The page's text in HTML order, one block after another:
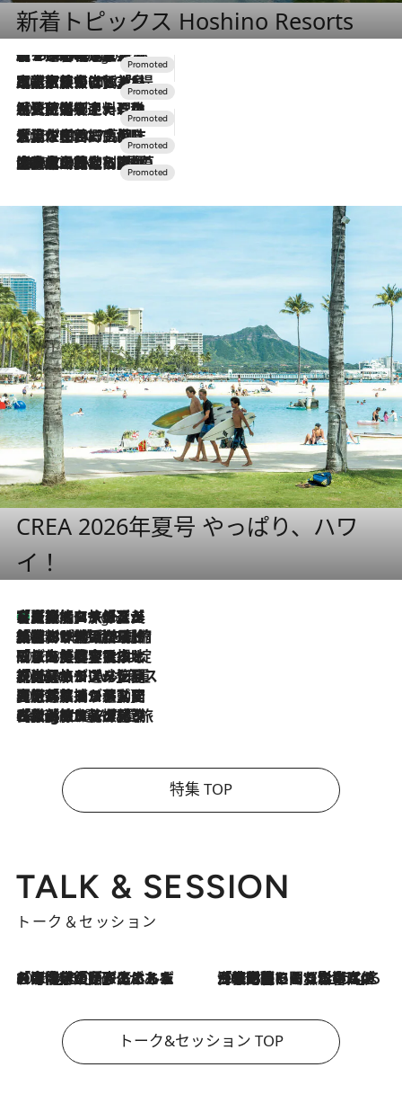
新着トピックス Hoshino Resorts
5 Hours Ago
【トンボの足水浴】ヒノキの香りに包まれて涼感マックス！約13℃の湧水かけ流しを避暑地「星野温泉 トンボの湯」で体験
2026.7.31
【ホテル帰省】という選択肢をOMOが提案。家族とほどよい距離を保つには「昼は実家、夜は気兼ねなくホテルで！」
2026.7.24
【夏限定ディナーコース】旬を迎える稚鮎や花ズッキーニなどをイタリア・トスカーナの郷土料理の手法で満喫！
2026.7.17
「土佐和ハーブかき氷」がOMO7高知に登場！生姜、山椒、大葉など目にも舌にも涼を呼ぶ郷土の味
2026.7.10
NEW OPEN！【界 草津】名湯の地に誕生。趣の異なる2種の温泉と上州ならではの会席・蕎麦割烹など美食を味わう究極の癒やし旅
CREA 2026年夏号 やっぱり、ハワ
イ！
7 Hours Ago
【厳選旅コスメ】「多機能アイテムがメイン！」旅好き美容エディターが選んだ夏旅ベストコスメを発表【Mサイズジップ】
2026.8.6
「荷物が増えるほど旅ストレスは増す」美容ジャーナリストがたどり着いた最終結論。“化粧品を劇的に減らす”感動の凝縮美容とは
2026.8.6
「旅先には金髪ウィッグを持参」日本と同じメイクでは損してる!? 美容ジャーナリストが提案する“掟破りの旅美容”とは
2026.8.6
【厳選旅コスメ】「身軽さ＆UV対策重視！」ヘアアーティストshucoが選んだ夏旅ベストコスメを発表【Mサイズジップ】
2026.8.5
【厳選旅コスメ】国内をあちこち移動する河井菜摘が選んだ夏旅ベストコスメ発表！「リラックスアイテムはマスト」【Mサイズジップ】
2026.8.4
【厳選旅コスメ】「紫外線＆乾燥対策しながらメイク感も！」ヘア＆メイクGeorgeが選んだ夏旅ベストコスメを発表！【Mサイズジップ】
特集 TOP
TALK & SESSION
トーク＆セッション
2026.8.3
「今後値上げがあるとすれば…」「リスクがあるのは今年の冬」エネルギー専門家が語る、ホルムズ海峡封鎖が家庭にもたらす“ある心配” 2026.8.3
「住宅建てられない…」「サーチャージ料の高値が続いている」ホルムズ海峡封鎖による影響はいつまで続く？《エネルギー専門家に聞く“どうなる日本の暮らし”》
トーク&セッション TOP